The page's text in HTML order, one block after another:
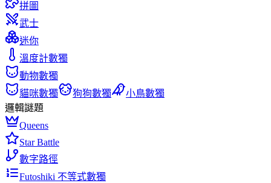
拼圖
武士
迷你
溫度計數獨
動物數獨
貓咪數獨
狗狗數獨
小鳥數獨
邏輯謎題
Queens
Star Battle
數字路徑
Futoshiki 不等式數獨